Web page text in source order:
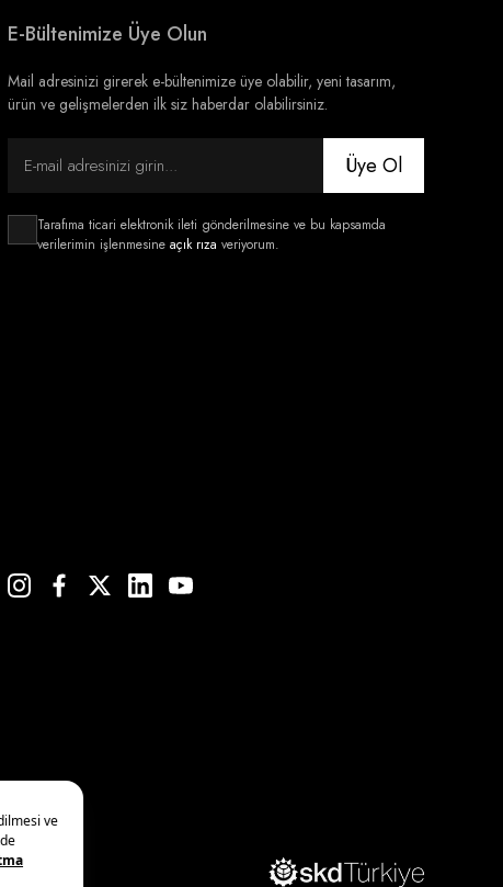
E-Bültenimize Üye Olun
Mail adresinizi girerek e-bültenimize üye olabilir, yeni tasarım,
ürün ve gelişmelerden ilk siz haberdar olabilirsiniz.
Üye Ol
Tarafıma ticari elektronik ileti gönderilmesine ve bu kapsamda
verilerimin işlenmesine açık rıza veriyorum.